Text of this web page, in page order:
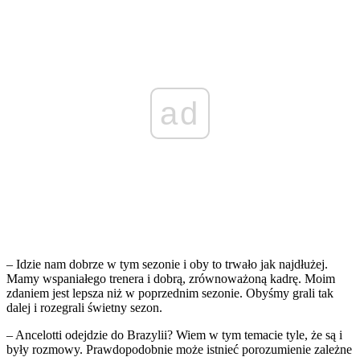
ad
– Idzie nam dobrze w tym sezonie i oby to trwało jak najdłużej.
Mamy wspaniałego trenera i dobrą, zrównoważoną kadrę. Moim
zdaniem jest lepsza niż w poprzednim sezonie. Obyśmy grali tak
dalej i rozegrali świetny sezon.
– Ancelotti odejdzie do Brazylii? Wiem w tym temacie tyle, że są i
były rozmowy. Prawdopodobnie może istnieć porozumienie zależne